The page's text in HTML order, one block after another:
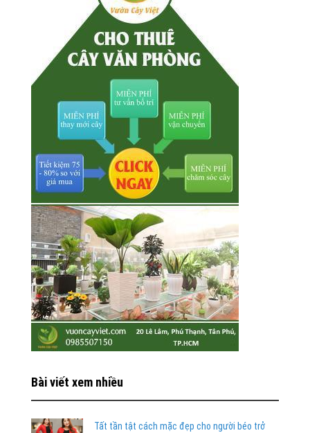
Bài viết xem nhiều
Tất tần tật cách mặc đẹp cho người béo trở